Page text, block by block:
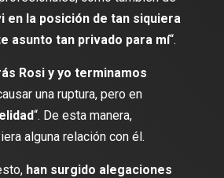
en la posición de tan siquiera
asunto tan privado para mí“.
Rosi y yo terminamos
una ruptura, pero en
“. De esta manera,
alguna relación con él.
han surgido alegaciones
1 min de lectura